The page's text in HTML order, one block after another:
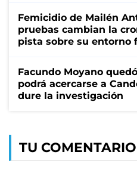
Femicidio de Mailén
pruebas cambian la
pista sobre su entorno
Facundo Moyano
podrá acercarse a
dure la investigación
TU COMENTARIO